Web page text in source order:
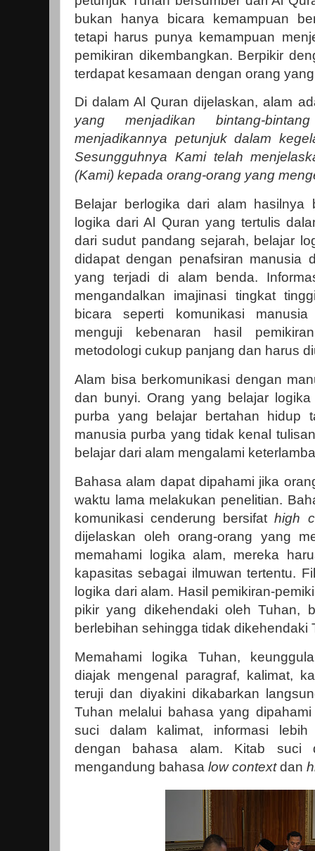
bukan hanya bicara kemampuan
tetapi harus punya kemampuan
pemikiran dikembangkan. Berpikir
terdapat kesamaan dengan orang
Di dalam Al Quran dijelaskan, alam
yang menjadikan bintang-
menjadikannya petunjuk dalam
Sesungguhnya Kami telah
(Kami) kepada orang-orang yang
Belajar berlogika dari alam hasilnya
logika dari Al Quran yang tertulis
dari sudut pandang sejarah, belajar
didapat dengan penafsiran manusia
yang terjadi di alam benda.
mengandalkan imajinasi tingkat
bicara seperti komunikasi
menguji kebenaran hasil
metodologi cukup panjang dan harus
Alam bisa berkomunikasi dengan
dan bunyi. Orang yang belajar
purba yang belajar bertahan hidup
manusia purba yang tidak kenal
belajar dari alam mengalami
Bahasa alam dapat dipahami jika
waktu lama melakukan penelitian.
komunikasi cenderung bersifathigh
dijelaskan oleh orang-orang yang
memahami logika alam, mereka
kapasitas sebagai ilmuwan tertentu.
logika dari alam. Hasil pemikiran-
pikir yang dikehendaki oleh Tuhan,
berlebihan sehingga tidak dikehendaki
Memahami logika Tuhan,
diajak mengenal paragraf, kalimat,
teruji dan diyakini dikabarkan
Tuhan melalui bahasa yang
suci dalam kalimat, informasi
dengan bahasa alam. Kitab suci
mengandung bahasa low contextdan